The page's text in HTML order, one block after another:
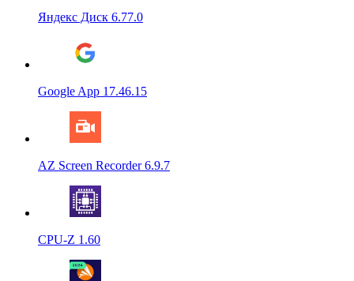
Яндекс Диск 6.77.0
Google App 17.46.15
AZ Screen Recorder 6.9.7
CPU-Z 1.60